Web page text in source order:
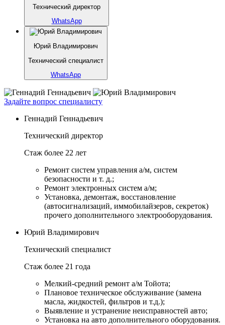
Технический директор
WhatsApp
Юрий Владимирович
Технический специалист
WhatsApp
Задайте вопрос специалисту
Геннадий Геннадьевич
Технический директор
Стаж более 22 лет
Ремонт систем управления а/м, систем
безопасности и т. д.;
Ремонт электронных систем а/м;
Установка, демонтаж, восстановление
(автосигнализаций, иммобилайзеров, секреток)
прочего дополнительного электрооборудования.
Юрий Владимирович
Технический специалист
Стаж более 21 года
Мелкий-средний ремонт а/м Тойота;
Плановое техническое обслуживание (замена
масла, жидкостей, фильтров и т.д.);
Выявление и устранение неисправностей авто;
Установка на авто дополнительного оборудования.